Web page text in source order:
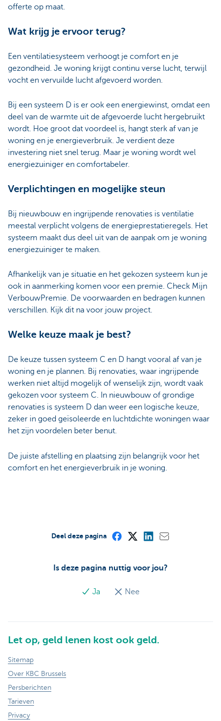
offerte op maat.
Wat krijg je ervoor terug?
Een ventilatiesysteem verhoogt je comfort en je
gezondheid. Je woning krijgt continu verse lucht, terwijl
vocht en vervuilde lucht afgevoerd worden.
Bij een systeem D is er ook een energiewinst, omdat een
deel van de warmte uit de afgevoerde lucht hergebruikt
wordt. Hoe groot dat voordeel is, hangt sterk af van je
woning en je energieverbruik. Je verdient deze
investering niet snel terug. Maar je woning wordt wel
energiezuiniger en comfortabeler.
Verplichtingen en mogelijke steun
Bij nieuwbouw en ingrijpende renovaties is ventilatie
meestal verplicht volgens de energieprestatieregels. Het
systeem maakt dus deel uit van de aanpak om je woning
energiezuiniger te maken.
Afhankelijk van je situatie en het gekozen systeem kun je
ook in aanmerking komen voor een premie. Check Mijn
VerbouwPremie. De voorwaarden en bedragen kunnen
verschillen. Kijk dit na voor jouw project.
Welke keuze maak je best?
De keuze tussen systeem C en D hangt vooral af van je
woning en je plannen. Bij renovaties, waar ingrijpende
werken niet altijd mogelijk of wenselijk zijn, wordt vaak
gekozen voor systeem C. In nieuwbouw of grondige
renovaties is systeem D dan weer een logische keuze,
zeker in goed geïsoleerde en luchtdichte woningen waar
het zijn voordelen beter benut.
De juiste afstelling en plaatsing zijn belangrijk voor het
comfort en het energieverbruik in je woning.
Is deze pagina nuttig voor jou?
Ja Nee
Deel deze pagina
Let op, geld lenen kost ook geld.
Sitemap
Over KBC Brussels
Persberichten
Tarieven
Privacy